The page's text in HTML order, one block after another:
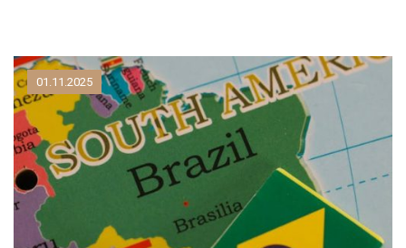
01.11.2025